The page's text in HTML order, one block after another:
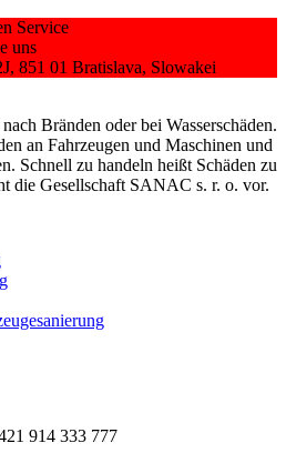
Service
uns
851 01 Bratislava, Slowakei
Bränden oder bei Wasserschäden.
an Fahrzeugen und Maschinen und
Schnell zu handeln heißt Schäden zu
die Gesellschaft SANAC s. r. o. vor.
914 333 777